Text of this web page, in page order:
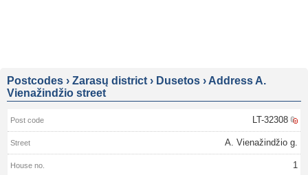
Postcodes › Zarasų district › Dusetos › Address A.
Vienažindžio street
LT-32308
A. Vienažindžio g.
1